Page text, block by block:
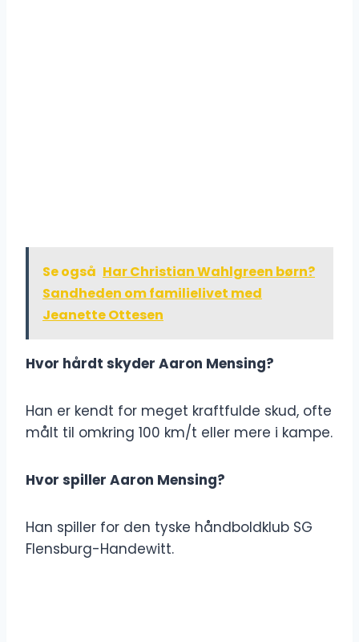
Se også Har Christian Wahlgreen børn?
Sandheden om familielivet med
Jeanette Ottesen
Hvor hårdt skyder Aaron Mensing?
Han er kendt for meget kraftfulde skud, ofte
målt til omkring 100 km/t eller mere i kampe.
Hvor spiller Aaron Mensing?
Han spiller for den tyske håndboldklub SG
Flensburg-Handewitt.